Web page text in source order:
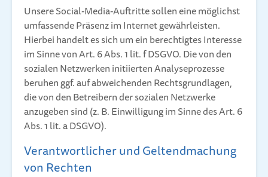
Unsere Social-Media-Auftritte sollen eine möglichst
umfassende Präsenz im Internet gewährleisten.
Hierbei handelt es sich um ein berechtigtes Interesse
im Sinne von Art. 6 Abs. 1 lit. f DSGVO. Die von den
sozialen Netzwerken initiierten Analyseprozesse
beruhen ggf. auf abweichenden Rechtsgrundlagen,
die von den Betreibern der sozialen Netzwerke
anzugeben sind (z. B. Einwilligung im Sinne des Art. 6
Abs. 1 lit. a DSGVO).
Verantwortlicher und Geltendmachung
von Rechten